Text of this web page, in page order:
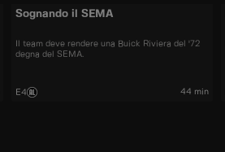
Sognando il SEMA
Il team deve rendere una Buick Riviera del '72
degna del SEMA.
E4 44 min